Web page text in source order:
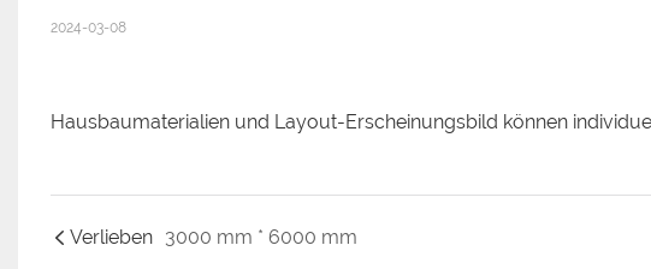
2024-03-08
Hausbaumaterialien und Layout-Erscheinungsbild können
Verlieben 3000 mm * 6000 mm